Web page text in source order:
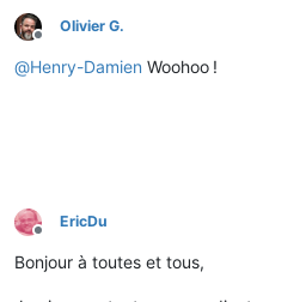
Hors-ligne
Olivier G.
@Henry-Damien Woohoo !
Hors-ligne
EricDu
Bonjour à toutes et tous,